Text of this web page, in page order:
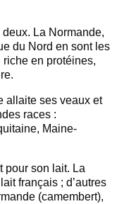
La Normande,
du Nord en sont les
en protéines,
allaite ses veaux et
races :
Maine-
pour son lait. La
français ; d’autres
(camembert),